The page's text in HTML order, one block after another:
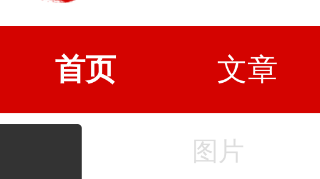
首页 文章
图片